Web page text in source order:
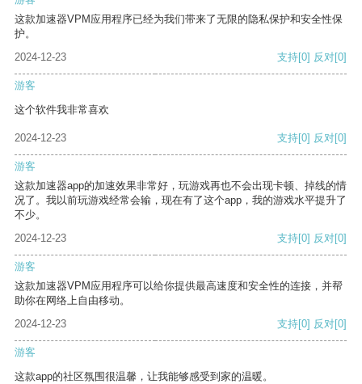
这款加速器VPM应用程序已经为我们带来了无限的隐私保护和安全性保
护。
2024-12-23
支持[0] 反对[0]
游客
这个软件我非常喜欢
2024-12-23 支持[0] 反对[0]
游客
这款加速器app的加速效果非常好，玩游戏再也不会出现卡顿、掉线的情
况了。我以前玩游戏经常会输，现在有了这个app，我的游戏水平提升了
不少。
2024-12-23
支持[0] 反对[0]
游客
这款加速器VPM应用程序可以给你提供最高速度和安全性的连接，并帮
助你在网络上自由移动。
2024-12-23
支持[0] 反对[0]
游客
这款app的社区氛围很温馨，让我能够感受到家的温暖。